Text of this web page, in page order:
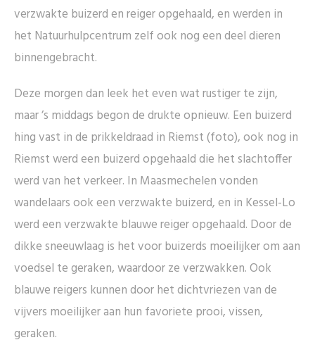
verzwakte buizerd en reiger opgehaald, en werden in
het Natuurhulpcentrum zelf ook nog een deel dieren
binnengebracht.
Deze morgen dan leek het even wat rustiger te zijn,
maar ’s middags begon de drukte opnieuw. Een buizerd
hing vast in de prikkeldraad in Riemst (foto), ook nog in
Riemst werd een buizerd opgehaald die het slachtoffer
werd van het verkeer. In Maasmechelen vonden
wandelaars ook een verzwakte buizerd, en in Kessel-Lo
werd een verzwakte blauwe reiger opgehaald. Door de
dikke sneeuwlaag is het voor buizerds moeilijker om aan
voedsel te geraken, waardoor ze verzwakken. Ook
blauwe reigers kunnen door het dichtvriezen van de
vijvers moeilijker aan hun favoriete prooi, vissen,
geraken.